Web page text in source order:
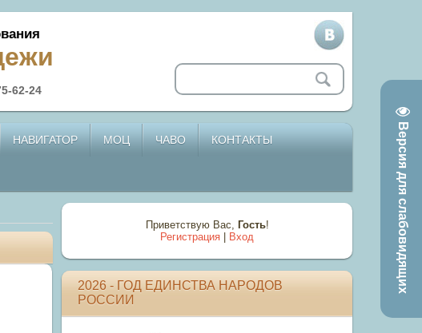
Версия для слабовидящих
62-24
НАВИГАТОР МОЦ ЧАВО КОНТАКТЫ
Приветствую Вас, Гость!
Регистрация
Вход
2026 - ГОД ЕДИНСТВА НАРОДОВ
РОССИИ